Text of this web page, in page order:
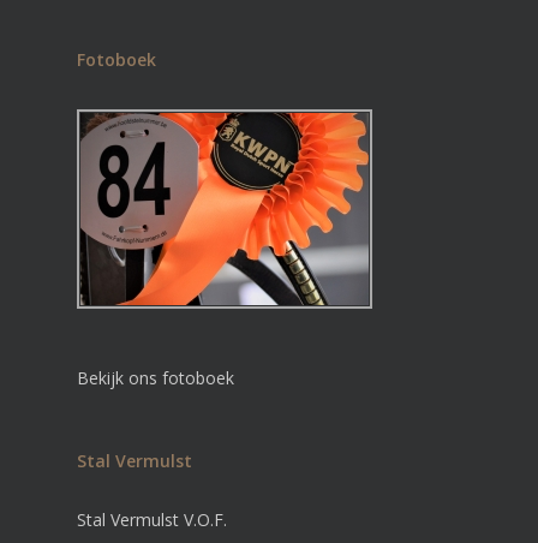
Fotoboek
Bekijk ons fotoboek
Stal Vermulst
Stal Vermulst V.O.F.